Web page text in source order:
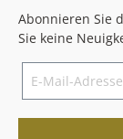
Abonnieren Sie
Sie keine